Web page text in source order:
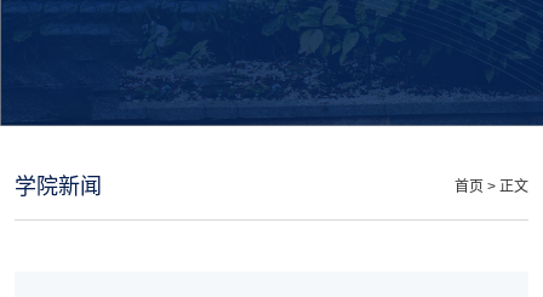
学院新闻 首页 > 正文